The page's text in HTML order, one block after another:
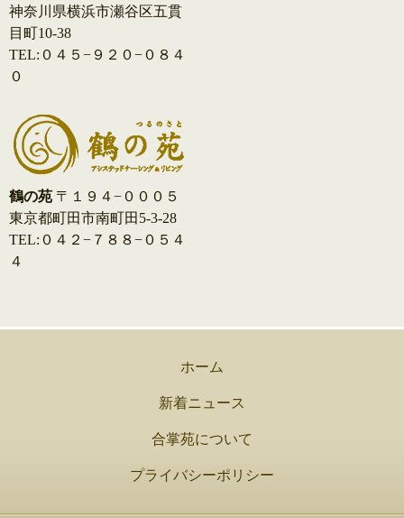
神奈川県横浜市瀬谷区五貫
目町10-38
TEL:０４５−９２０−０８４
０
鶴の苑 〒１９４−０００５
東京都町田市南町田5-3-28
TEL:０４２−７８８−０５４
４
ホーム
新着ニュース
合掌苑について
プライバシーポリシー